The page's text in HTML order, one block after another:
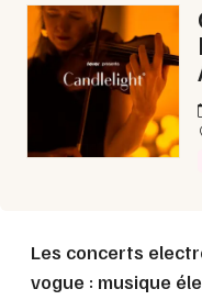
57 - Moselle
Mon email
Les concerts
vogue : musique